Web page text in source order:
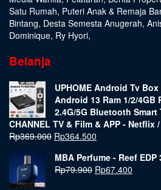
Satu Rumah, Puteri Anak & Remaja
Bintang, Desta Semesta Anugerah,
Dominique, Ry Hyori,
Belanja
UPHOME Android Tv
Android 13 Ram 1/2/4GB
2.4G/5G Bluetooth
CHANNEL TV & Film & APP - Netflix
Rp369.000 Rp364.500
MBA Perfume - Reef EDP
Rp79.900 Rp67.400